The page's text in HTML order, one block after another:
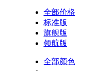
全部价格
标准版
旗舰版
领航版
全部颜色